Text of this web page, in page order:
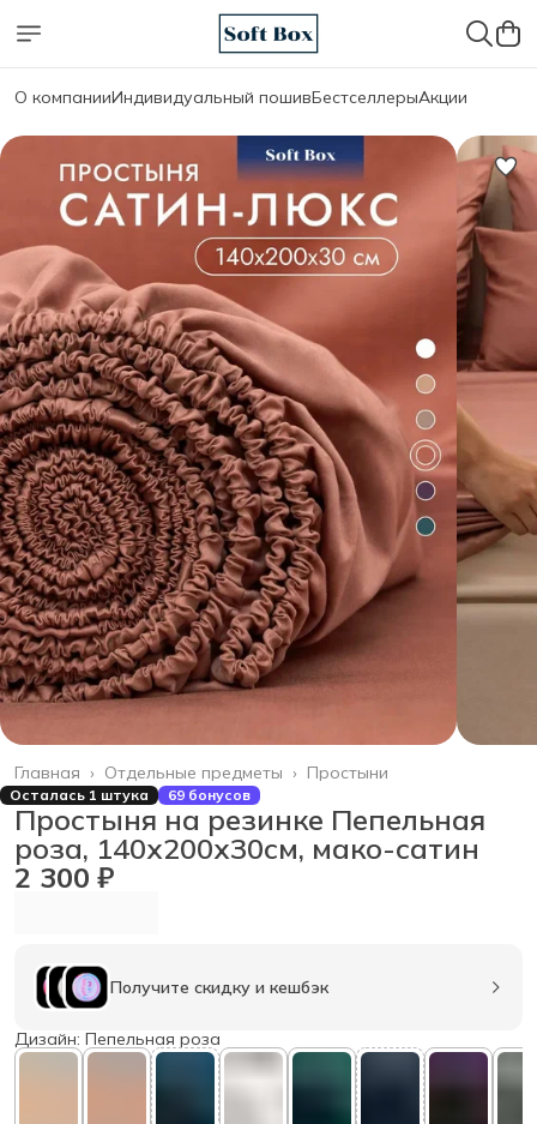
О компанииИндивидуальный пошивБестселлерыАкции
Простыни
Отдельные предметы ›
Главная ›
Осталась 1 штука 69 бонусов
Простыня на резинке Пепельная
роза, 140х200х30см, мако-сатин
2 300 ₽
Получите скидку и кешбэк
Дизайн: Пепельная роза